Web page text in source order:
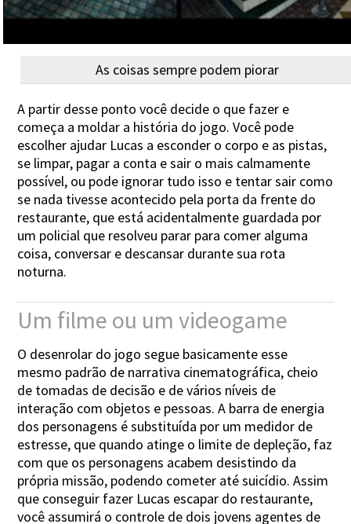
As coisas sempre podem piorar
A partir desse ponto você decide o que fazer e
começa a moldar a história do jogo. Você pode
escolher ajudar Lucas a esconder o corpo e as pistas,
se limpar, pagar a conta e sair o mais calmamente
possível, ou pode ignorar tudo isso e tentar sair como
se nada tivesse acontecido pela porta da frente do
restaurante, que está acidentalmente guardada por
um policial que resolveu parar para comer alguma
coisa, conversar e descansar durante sua rota
noturna.
Um filme ou um videogame
O desenrolar do jogo segue basicamente esse
mesmo padrão de narrativa cinematográfica, cheio
de tomadas de decisão e de vários níveis de
interação com objetos e pessoas. A barra de energia
dos personagens é substituída por um medidor de
estresse, que quando atinge o limite de depleção, faz
com que os personagens acabem desistindo da
própria missão, podendo cometer até suicídio. Assim
que conseguir fazer Lucas escapar do restaurante,
você assumirá o controle de dois jovens agentes de